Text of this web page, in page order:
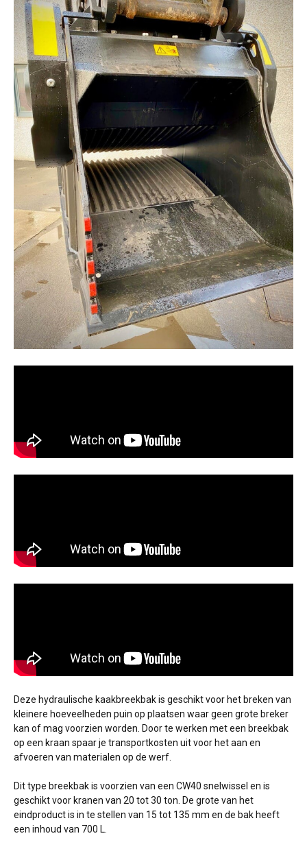
Deze hydraulische kaakbreekbak is geschikt voor het breken van
kleinere hoeveelheden puin op plaatsen waar geen grote breker
kan of mag voorzien worden. Door te werken met een breekbak
op een kraan spaar je transportkosten uit voor het aan en
afvoeren van materialen op de werf.
Dit type breekbak is voorzien van een CW40 snelwissel en is
geschikt voor kranen van 20 tot 30 ton. De grote van het
eindproduct is in te stellen van 15 tot 135 mm en de bak heeft
een inhoud van 700 L.